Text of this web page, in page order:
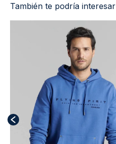
También te podría interesar